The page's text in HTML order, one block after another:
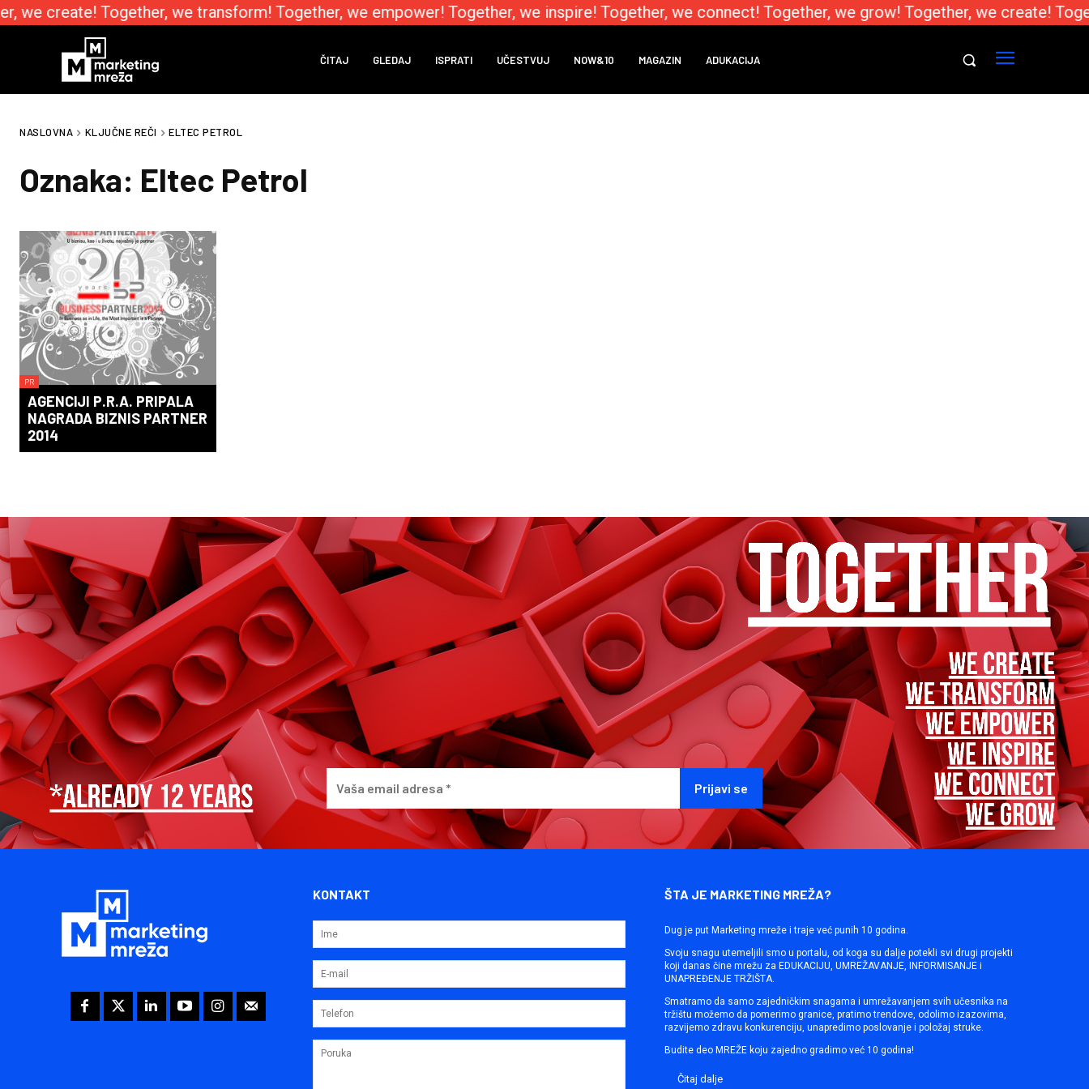
we create! Together, we transform! Together, we empower! Together, we inspire! Together, we connect! Together, we grow! Together, we create!
ČITAJ GLEDAJ ISPRATI UČESTVUJ NOW&10 MAGAZIN ADUKACIJA
NASLOVNA KLJUČNE REČI ELTEC PETROL
Oznaka: Eltec Petrol
PR
AGENCIJI P.R.A. PRIPALA
NAGRADA BIZNIS PARTNER
2014
KONTAKT ŠTA JE MARKETING MREŽA?
Dug je put Marketing mreže i traje već punih 10 godina.
Svoju snagu utemeljili smo u portalu, od koga su dalje potekli svi drugi projekti
koji danas čine mrežu za EDUKACIJU, UMREŽAVANJE, INFORMISANJE i
UNAPREĐENJE TRŽIŠTA.
Smatramo da samo zajedničkim snagama i umrežavanjem svih učesnika na
tržištu možemo da pomerimo granice, pratimo trendove, odolimo izazovima,
razvijemo zdravu konkurenciju, unapredimo poslovanje i položaj struke.
Budite deo MREŽE koju zajedno gradimo već 10 godina!
Čitaj dalje